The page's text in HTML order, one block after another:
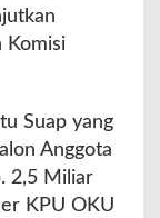
Komisi
Suap yang
Anggota
2,5 Miliar
KPU OKU